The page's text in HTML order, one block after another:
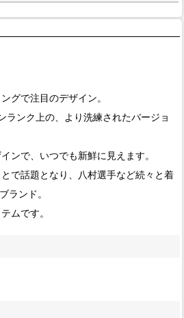
グで注目のデザイン。
ランク上の、より洗練されたバージョ
ンで、いつでも新鮮に見えます。
で話題となり、八村選手など続々と着
ランド。
ムです。